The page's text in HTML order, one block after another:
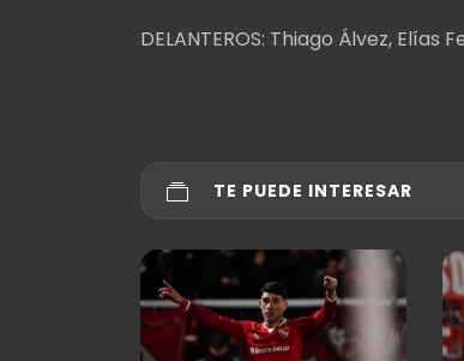
DELANTEROS: Thiago Álvez,
TE PUEDE INTERESAR